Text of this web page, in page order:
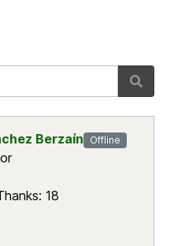
Berzaín Offline
18